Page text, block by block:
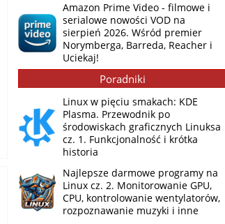
Amazon Prime Video - filmowe i
serialowe nowości VOD na
sierpień 2026. Wśród premier
Norymberga, Barreda, Reacher i
Uciekaj!
Poradniki
Linux w pięciu smakach: KDE
Plasma. Przewodnik po
środowiskach graficznych Linuksa
cz. 1. Funkcjonalność i krótka
historia
Najlepsze darmowe programy na
Linux cz. 2. Monitorowanie GPU,
CPU, kontrolowanie wentylatorów,
rozpoznawanie muzyki i inne